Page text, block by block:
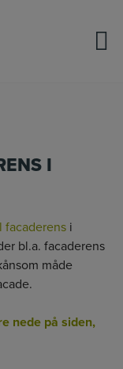
I
facaderensi
bl.a. facaderens
måde
nede på siden,